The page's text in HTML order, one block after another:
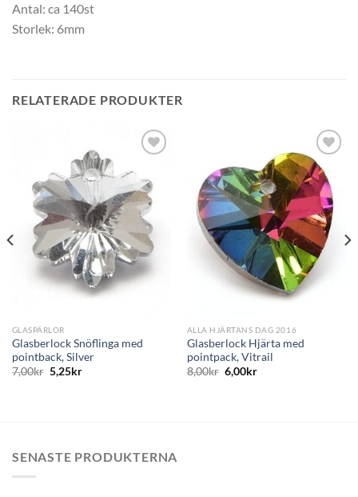
Antal: ca 140st
Storlek: 6mm
RELATERADE PRODUKTER
Lägg
till i
önskelistan
GLASPÄRLOR
Glasberlock Snöflinga med
pointback, Silver
7,00kr 5,25kr
Lägg
till i
önskelistan
ALLA HJÄRTANS DAG 2016
Glasberlock Hjärta med
pointpack, Vitrail
8,00kr 6,00kr
SENASTE PRODUKTERNA